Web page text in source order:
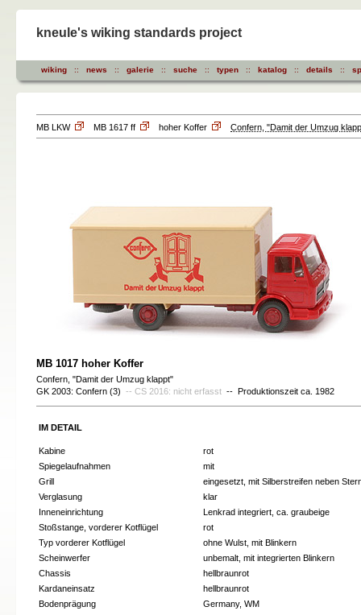
kneule's wiking standards project
wiking :: news :: galerie :: suche :: typen :: katalog :: details ::
MB LKW MB 1617 ff hoher Koffer Confern, "Damit der Umzug
MB 1017 hoher Koffer
Confern, "Damit der Umzug klappt"
GK 2003: Confern (3) -- CS 2016: nicht erfasst -- Produktionszeit ca. 1982
IM DETAIL
Kabine
rot
Spiegelaufnahmen
mit
Grill
eingesetzt, mit Silberstreifen neben
Verglasung
klar
Inneneinrichtung
Lenkrad integriert, ca. graubeige
Stoßstange, vorderer Kotflügel
rot
Typ vorderer Kotflügel
ohne Wulst, mit Blinkern
Scheinwerfer
unbemalt, mit integrierten Blinkern
Chassis
hellbraunrot
Kardaneinsatz
hellbraunrot
Bodenprägung
Germany, WM